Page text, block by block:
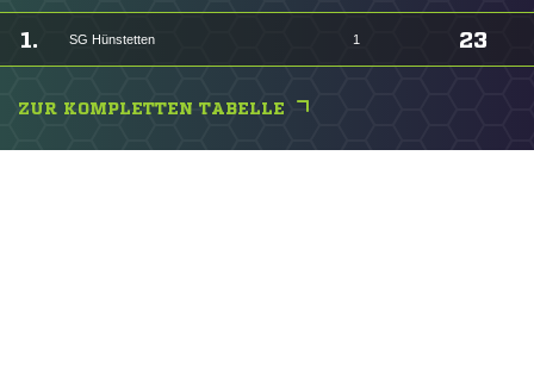
1. SG Hünstetten 1 23
ZUR KOMPLETTEN TABELLE